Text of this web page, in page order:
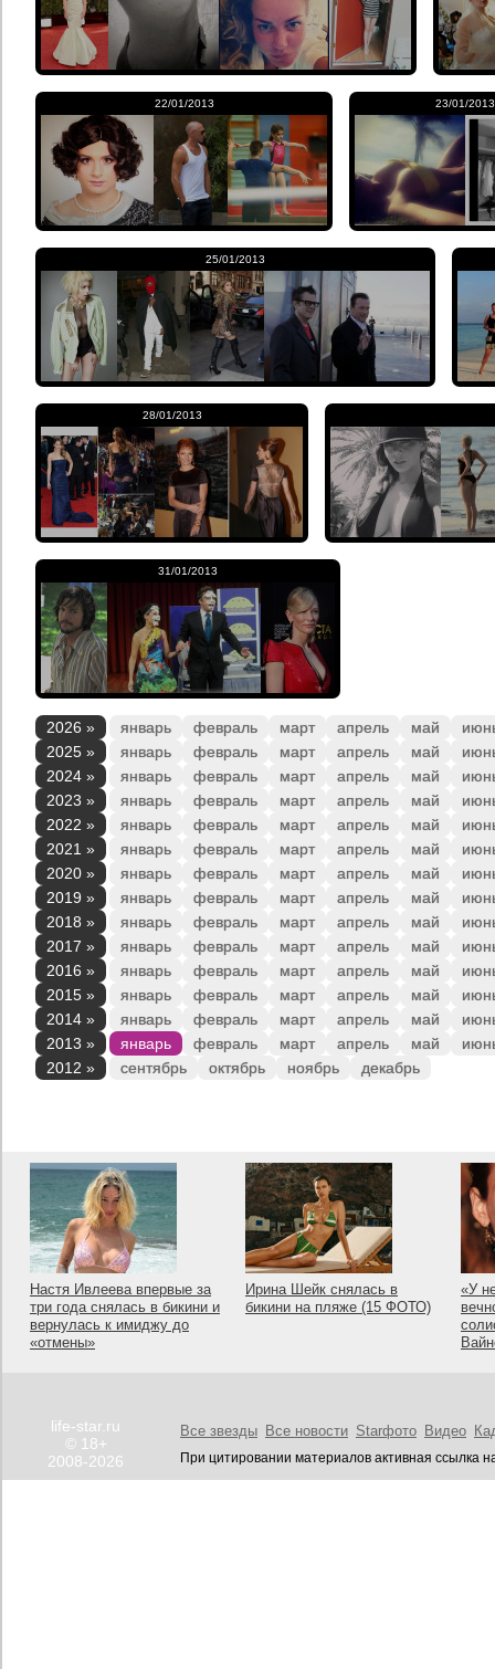
22/01/2013 23/01/2013
25/01/2013
28/01/2013
31/01/2013
2026 » январь февраль март апрель май
2025 »
январь февраль март апрель май
2024 »
январь февраль март апрель май
2023 »
январь февраль март апрель май
2022 »
январь февраль март апрель май
2021 »
январь февраль март апрель май
2020 »
январь февраль март апрель май
2019 »
январь февраль март апрель май
2018 »
январь февраль март апрель май
2017 »
январь февраль март апрель май
2016 »
январь февраль март апрель май
2015 »
январь февраль март апрель май
2014 »
январь февраль март апрель май
2013 »
январь февраль март апрель май
2012 »
сентябрь октябрь ноябрь декабрь
Настя Ивлеева впервые за
три года снялась в бикини и
вернулась к имиджу до
«отмены»
Ирина Шейк снялась в
бикини на пляже (15 ФОТО)
«У
life-star.ru
© 18+
2008-2026
Все звезды Все новости Starфото Видео
При цитировании материалов активная ссылка